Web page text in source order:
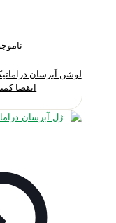
انقضا کمتر